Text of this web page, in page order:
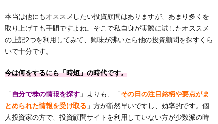
本当は他にもオススメしたい投資顧問はありますが、あまり多くを
取り上げても手間ですよね。そこで私自身が実際に試したオススメ
の上記2つを利用してみて、興味が沸いたら他の投資顧問を探すくら
いで十分です。
今は何をするにも「時短」の時代です。
「自分で株の情報を探す 」よりも、「その日の注目銘柄や要点がま
とめられた情報を受け取る 」方が断然早いですし、効率的です。個
人投資家の方で、投資顧問サイトを利用していない方が少数派の時